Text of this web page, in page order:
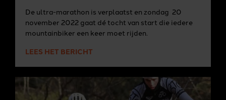
De ultra-marathon is verplaatst en zondag 20
november 2022 gaat dé tocht van start die iedere
mountainbiker een keer moet rijden.
LEES HET BERICHT